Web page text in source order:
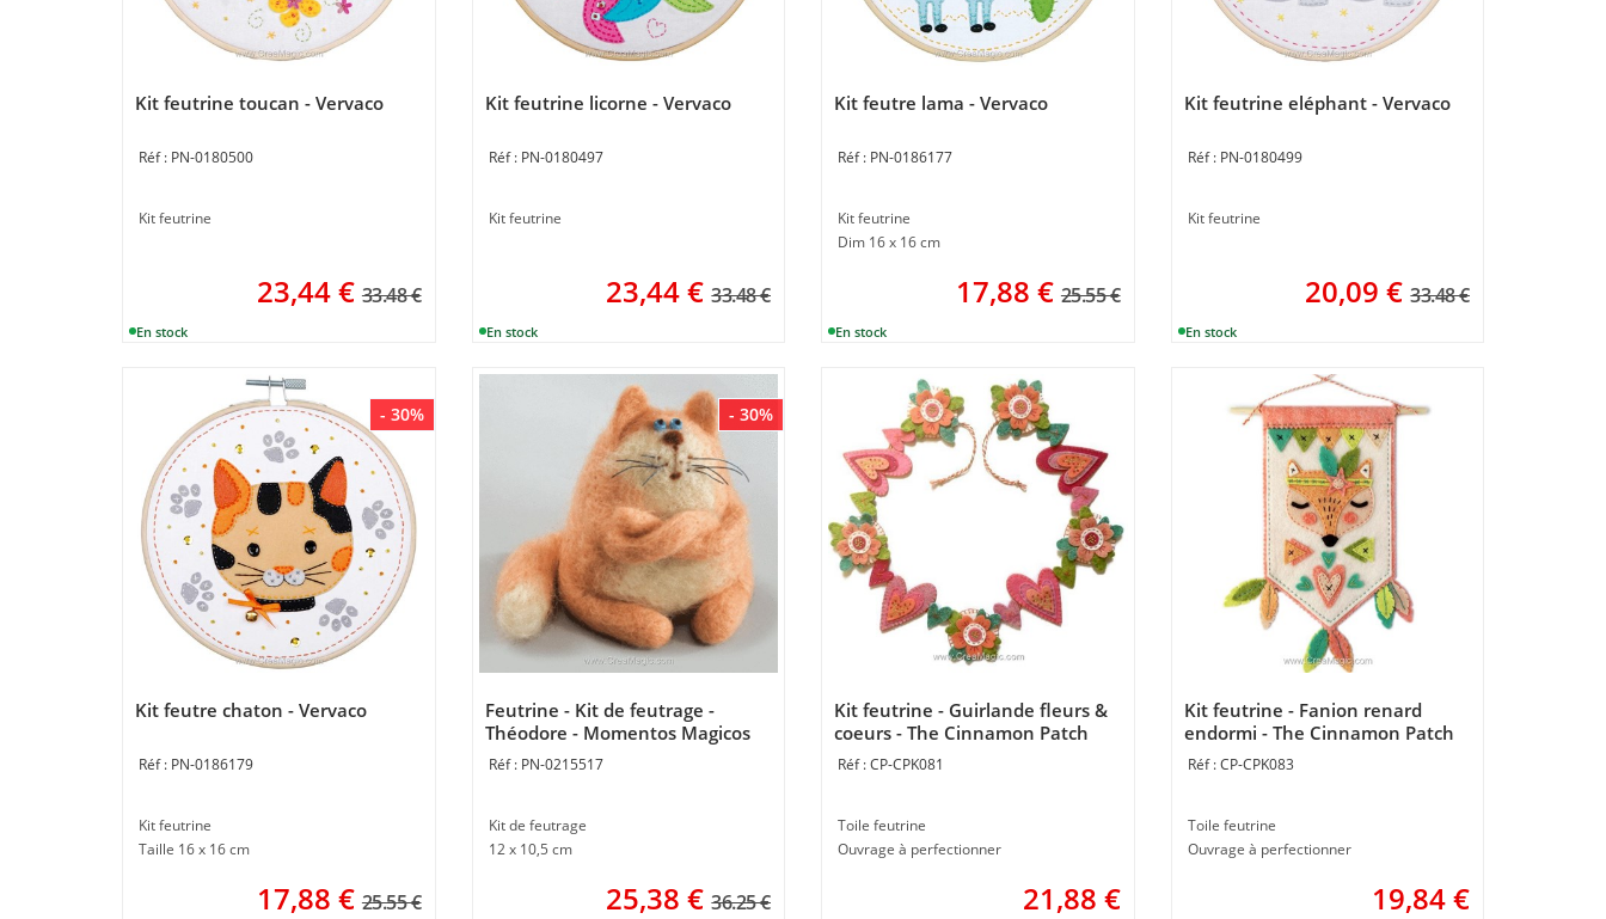
Kit feutrine toucan - Vervaco
PN-0180500
Kit feutrine
23,44€ 33.48 €
Kit feutrine licorne - Vervaco
PN-0180497
Kit feutrine
23,44€ 33.48 €
Kit feutre lama - Vervaco
PN-0186177
Kit feutrine
Dim 16 x 16 cm
17,88 € 25.55 €
Kit feutrine eléphant - Vervaco
PN-0180499
Kit feutrine
20,09 € 33.48 €
- 30%
Kit feutre chaton - Vervaco
PN-0186179
Kit feutrine
Taille 16 x 16 cm
17,88 € 25.55 €
- 30%
Feutrine - Kit de feutrage -
Théodore - Momentos Magicos
PN-0215517
Kit de feutrage
12 x 10,5 cm
25,38 € 36.25 €
Kit feutrine - Guirlande fleurs &
coeurs - The Cinnamon Patch
CP-CPK081
Toile feutrine
Ouvrage à perfectionner
21,88 €
Kit feutrine - Fanion renard
endormi - The Cinnamon Patch
CP-CPK083
Toile feutrine
Ouvrage à perfectionner
19,84€